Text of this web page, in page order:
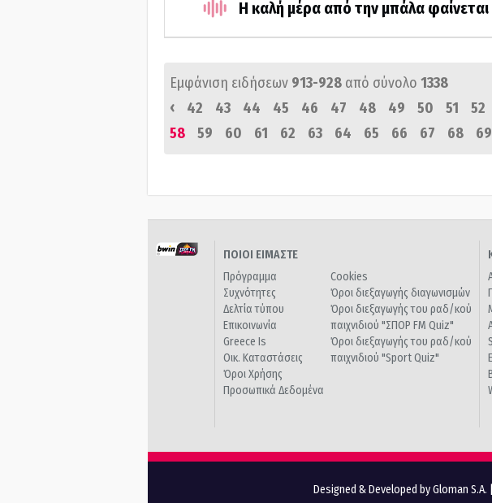
Η καλή μέρα από την μπάλα
Εμφάνιση ειδήσεων 913-928 από σύνολο 1338
‹
42 43 44 45 46 47 48 49 50 51 52
58
59 60 61 62 63 64 65 66 67 68 69
ΠΟΙΟΙ ΕΙΜΑΣΤΕ
Πρόγραμμα
Συχνότητες
Δελτία τύπου
Επικοινωνία
Greece Is
Οικ. Καταστάσεις
Όροι Χρήσης
Προσωπικά Δεδομένα
Cookies
Όροι διεξαγωγής διαγωνισμών
Όροι διεξαγωγής του ραδ/κού
παιχνιδιού "ΣΠΟΡ FM Quiz"
Όροι διεξαγωγής του ραδ/κού
παιχνιδιού "Sport Quiz"
Designed & Developed by Gloman S.A.